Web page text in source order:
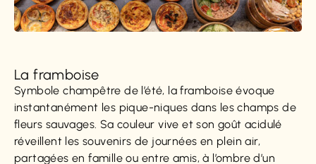
La framboise
Symbole champêtre de l’été, la framboise évoque
instantanément les pique-niques dans les champs de
fleurs sauvages. Sa couleur vive et son goût acidulé
réveillent les souvenirs de journées en plein air,
partagées en famille ou entre amis, à l’ombre d’un